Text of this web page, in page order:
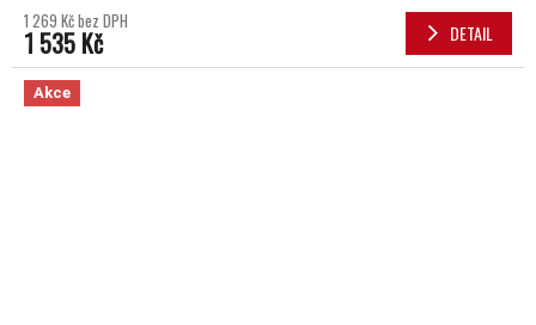
1 269 Kč bez DPH
1 535 Kč DETAIL
Akce